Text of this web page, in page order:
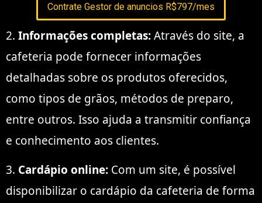
Contrate Gestor de anuncios R$797/mes
2. Informações completas:Através do site, a
cafeteria pode fornecer informações
detalhadas sobre os produtos oferecidos,
como tipos de grãos, métodos de preparo,
entre outros. Isso ajuda a transmitir confiança
e conhecimento aos clientes.
3. Cardápio online: Com um site, é possível
disponibilizar o cardápio da cafeteria de forma